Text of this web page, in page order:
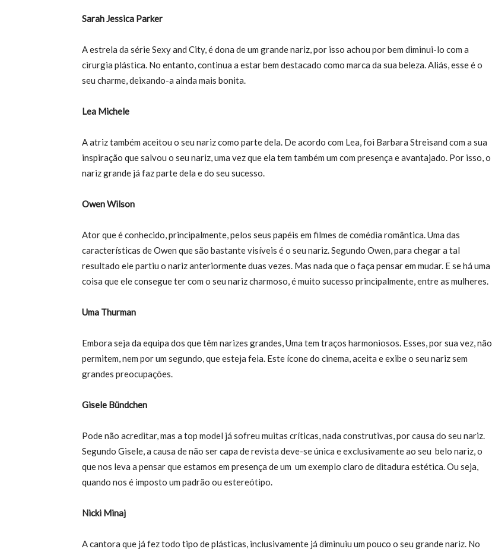
Sarah Jessica Parker
A estrela da série Sexy and City, é dona de um grande nariz, por isso achou por bem diminui-lo com a
cirurgia plástica. No entanto, continua a estar bem destacado como marca da sua beleza. Aliás, esse é o
seu charme, deixando-a ainda mais bonita.
Lea Michele
A atriz também aceitou o seu nariz como parte dela. De acordo com Lea, foi Barbara Streisand com a sua
inspiração que salvou o seu nariz, uma vez que ela tem também um com presença e avantajado. Por isso, o
nariz grande já faz parte dela e do seu sucesso.
Owen Wilson
Ator que é conhecido, principalmente, pelos seus papéis em filmes de comédia romântica. Uma das
características de Owen que são bastante visíveis é o seu nariz. Segundo Owen, para chegar a tal
resultado ele partiu o nariz anteriormente duas vezes. Mas nada que o faça pensar em mudar. E se há uma
coisa que ele consegue ter com o seu nariz charmoso, é muito sucesso principalmente, entre as mulheres.
Uma Thurman
Embora seja da equipa dos que têm narizes grandes, Uma tem traços harmoniosos. Esses, por sua vez, não
permitem, nem por um segundo, que esteja feia. Este ícone do cinema, aceita e exibe o seu nariz sem
grandes preocupações.
Gisele Bündchen
Pode não acreditar, mas a top model já sofreu muitas críticas, nada construtivas, por causa do seu nariz.
Segundo Gisele, a causa de não ser capa de revista deve-se única e exclusivamente ao seu belo nariz, o
que nos leva a pensar que estamos em presença de um um exemplo claro de ditadura estética. Ou seja,
quando nos é imposto um padrão ou estereótipo.
Nicki Minaj
A cantora que já fez todo tipo de plásticas, inclusivamente já diminuiu um pouco o seu grande nariz. No